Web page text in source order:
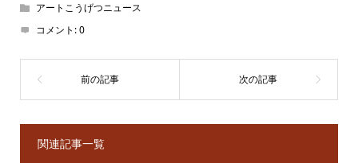
アートこうげつニュース
コメント:0
関連記事一覧